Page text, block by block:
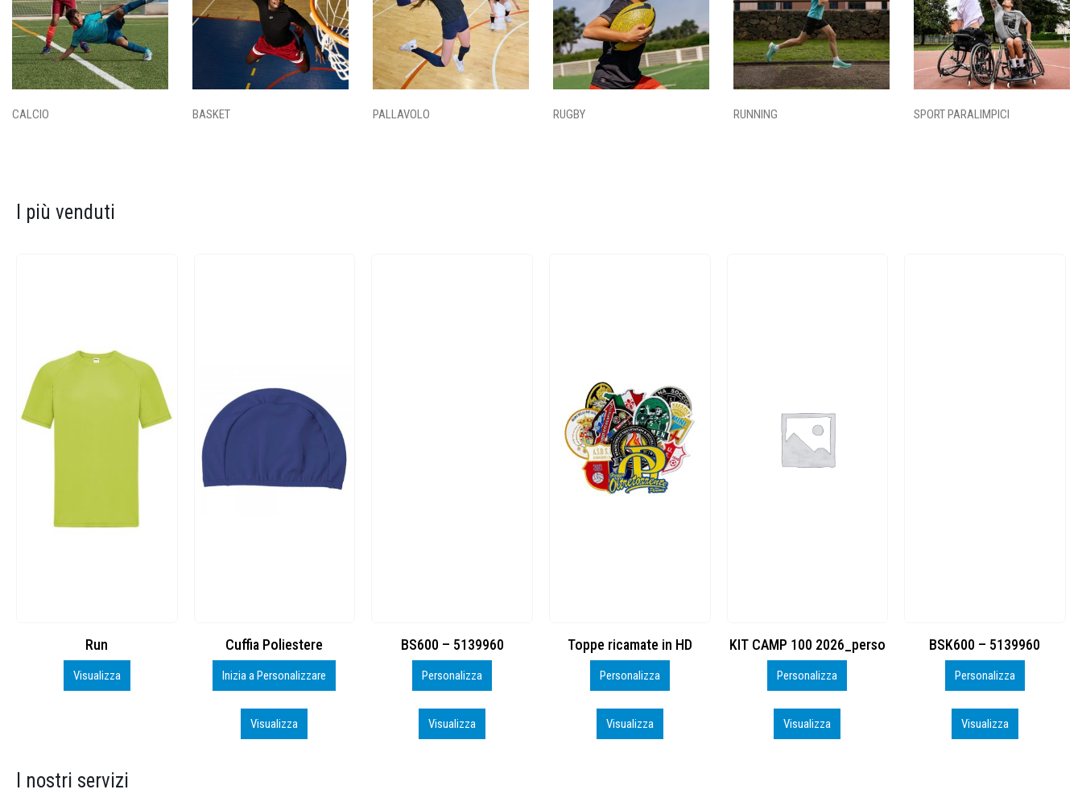
CALCIO BASKET PALLAVOLO RUGBY RUNNING SPORT PARALIMPICI
I più venduti
Cuffia Poliestere
Inizia a Personalizzare
BS600 – 5139960
Personalizza
Visualizza
Toppe ricamate in HD
Personalizza
Visualizza
KIT CAMP 100 2026_perso
Personalizza
Visualizza
BSK600 – 5139960
Personalizza
Visualizza
DTF
Personalizza
Visualizza
I nostri servizi